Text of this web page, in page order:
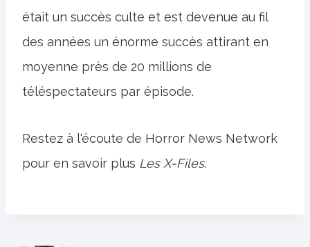
était un succès culte et est devenue au fil
des années un énorme succès attirant en
moyenne près de 20 millions de
téléspectateurs par épisode.
Restez à l'écoute de Horror News Network
pour en savoir plus Les X-Files.